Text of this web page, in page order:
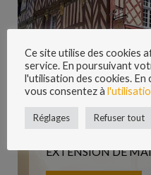
LES 6 AVANTAGES À
EXTENSION DE
Ce site utilise des cookies
service. En poursuivant
l'utilisation des cookies.
vous consentez à
Réglages Refuser tout